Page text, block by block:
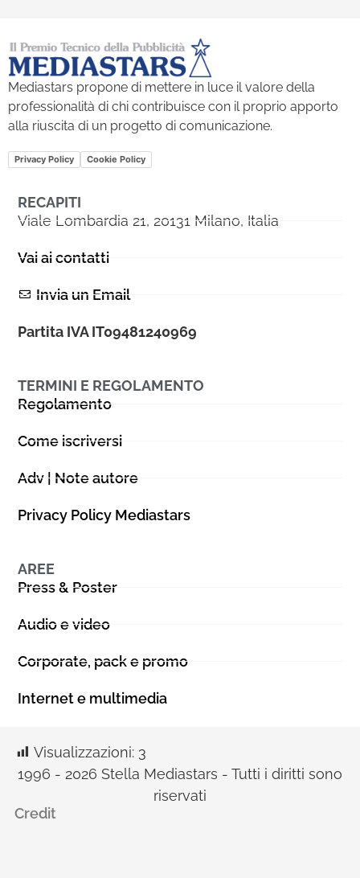
Mediastars propone di mettere in luce il valore della
professionalità di chi contribuisce con il proprio apporto
alla riuscita di un progetto di comunicazione.
Privacy Policy Cookie Policy
RECAPITI
Viale Lombardia 21, 20131 Milano, Italia
Vai ai contatti
Invia un Email
Partita IVA IT09481240969
TERMINI E REGOLAMENTO
Regolamento
Come iscriversi
Adv | Note autore
Privacy Policy Mediastars
AREE
Press & Poster
Audio e video
Corporate, pack e promo
Internet e multimedia
Visualizzazioni: 3
1996 - 2026 Stella Mediastars - Tutti i diritti sono
riservati
Credit